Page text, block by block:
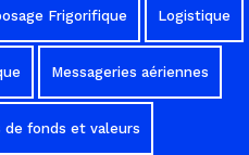
Frigorifique Logistique
Messageries aériennes
de fonds et valeurs